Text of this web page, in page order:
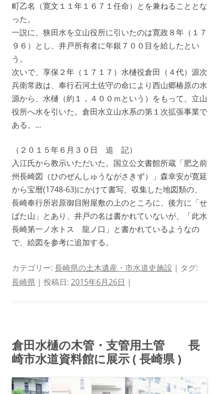
町乙名（寛文１１年１６７１任命）とを兼ねることとな
った。
一説に、狭田水を立山役所に引いたのは寛政８年（１７
９６）とし、井戸所有者に年銀７００目を給したとい
う。
次いで、享保２年（１７１７）水樋役倉田（４代）源次
兵衛常政は、奉行石河土佐守の命により西山郷椿原の水
源から、水樋（約１，４００ｍという）をもって、立山
役所へ水を引いた。倉田水立山水系の第１次拡張事業で
ある。…
（２０１５年６月３０日 追 記）
入江氏から教示いただいた。国立公文書館所蔵「肥之前
州長崎図（ひのぜんしゅうながさきず）」森幸安が寛延
から宝暦(1748-63)にかけて書写、収集した地図類の、
長崎奉行所岩原御目附屋敷の上のところに、後方に「せ
ばた山」とあり、井戸の名は書かれていないが、「此水
長崎第一ノ水トス 龍ノ口」と書かれているようなの
で、絵図を参考に追加する。
カテゴリー: 長崎県の土木遺産・市水道史施設 | タグ:
長崎県 | 投稿日: 2015年6月26日 |
倉田水樋の木管・支管用土管 長
崎市水道資料館に展示 ( 長崎県 )